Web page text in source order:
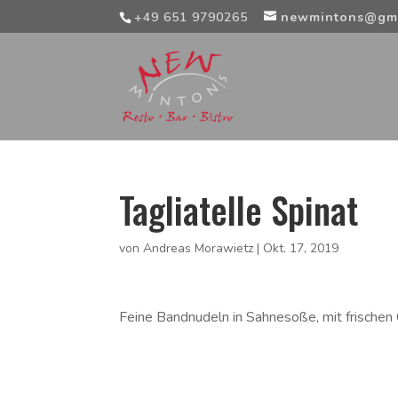
+49 651 9790265
Tagliatelle Spinat
vonAndreas Morawietz | Okt. 17, 2019
Feine Bandnudeln in Sahnesoße, mit